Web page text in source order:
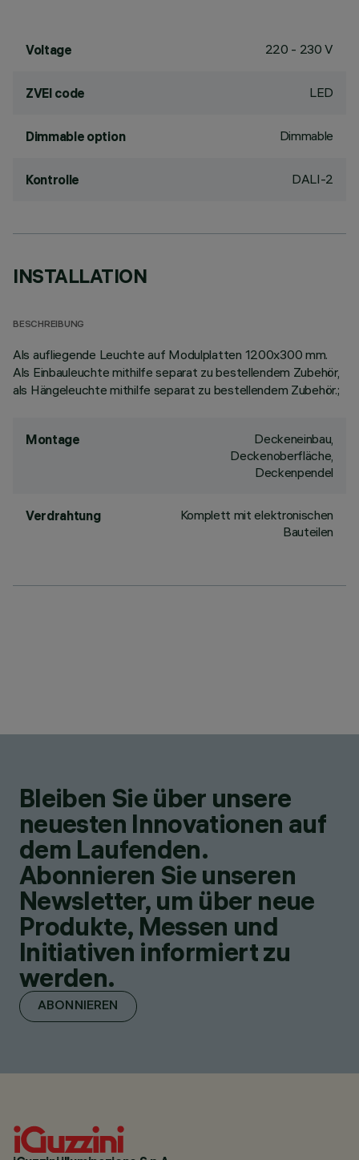
Voltage 220 - 230 V
ZVEI code LED
Dimmable option Dimmable
Kontrolle DALI-2
INSTALLATION
BESCHREIBUNG
Als aufliegende Leuchte auf Modulplatten 1200x300 mm.
Als Einbauleuchte mithilfe separat zu bestellendem Zubehör,
als Hängeleuchte mithilfe separat zu bestellendem Zubehör.;
Montage
Deckeneinbau,
Deckenoberfläche,
Deckenpendel
Verdrahtung
Komplett mit elektronischen
Bauteilen
Bleiben Sie über unsere
neuesten Innovationen auf
dem Laufenden.
Abonnieren Sie unseren
Newsletter, um über neue
Produkte, Messen und
Initiativen informiert zu
werden.
ABONNIEREN